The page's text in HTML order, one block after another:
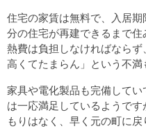
住宅の家賃は無料で、入居
分の住宅が再建できるまで
熱費は負担しなければなら
高くてたまらん」という不満
家具や電化製品も完備して
は一応満足しているようで
もりはなく、早く元の町に戻